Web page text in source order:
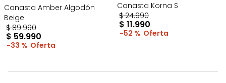
Canasta Amber Algodón
Beige
$ 89.990
$ 59.990
33 %
Canasta Korna S
$ 24.990
$ 11.990
52 %